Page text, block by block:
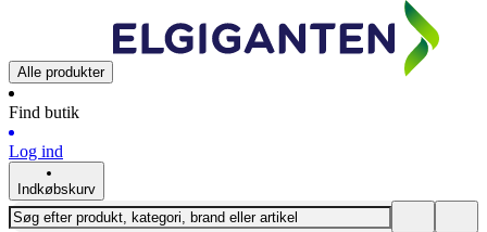
Alle produkter
Find butik
Log ind
Indkøbskurv